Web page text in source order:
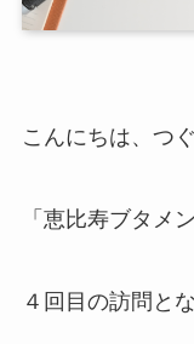
こんにちは、つ
「恵比寿ブタメ
４回目の訪問と